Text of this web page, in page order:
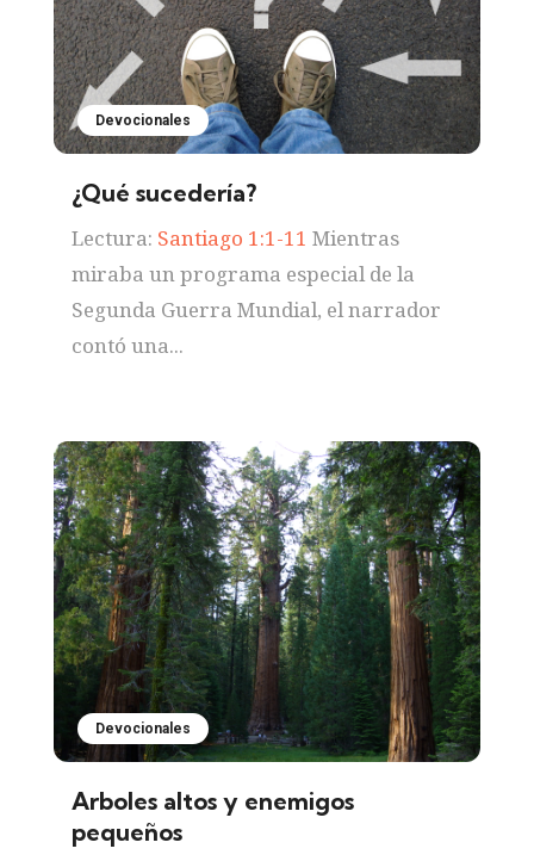
Devocionales
¿Qué sucedería?
Lectura: Santiago 1:1-11 Mientras
miraba un programa especial de la
Segunda Guerra Mundial, el narrador
contó una...
Devocionales
Arboles altos y enemigos
pequeños